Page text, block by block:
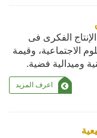
الفكرى فى
الاجتماعية، وقيمة
وميدالية فضية.
اعرف المزيد